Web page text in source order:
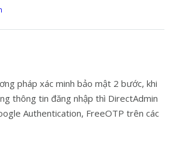
pháp xác minh bảo mật 2 bước, khi
thông tin đăng nhập thì DirectAdmin
Authentication, FreeOTP trên các